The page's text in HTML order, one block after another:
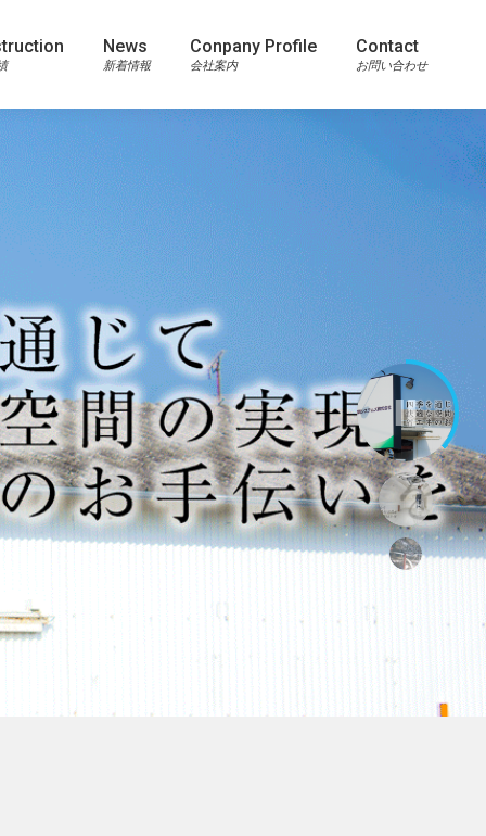
News
新着情報
Conpany Profile
会社案内
Contact
お問い合わせ